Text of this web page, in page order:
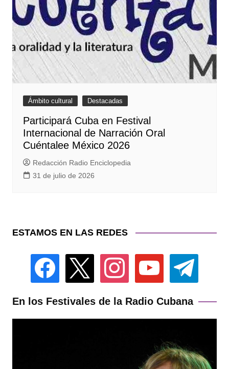
Ámbito cultural Destacadas
Participará Cuba en Festival
Internacional de Narración Oral
Cuéntalee México 2026
Redacción Radio Enciclopedia
31 de julio de 2026
ESTAMOS EN LAS REDES
facebook instagram youtube telegram
En los Festivales de la Radio Cubana